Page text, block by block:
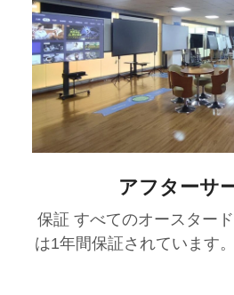
アフターサ
保証 すべてのオースター
は1年間保証されています